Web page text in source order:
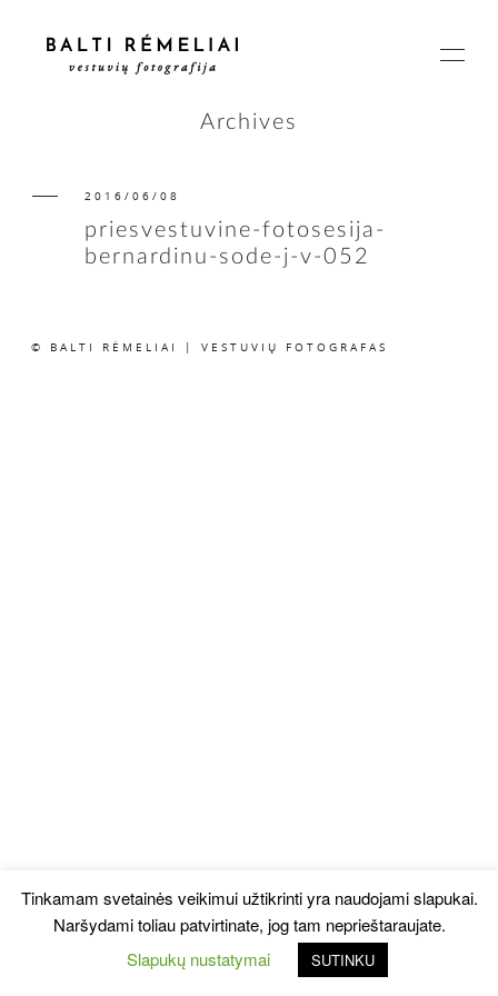
PAGRINDINIS
ISTORIJOS
Archives
2016/06/08
priesvestuvine-fotosesija-
bernardinu-sode-j-v-052
© BALTI RĖMELIAI | VESTUVIŲ FOTOGRAFAS
Tinkamam svetainės veikimui užtikrinti yra naudojami slapukai.
Naršydami toliau patvirtinate, jog tam neprieštaraujate.
Slapukų nustatymai
SUTINKU